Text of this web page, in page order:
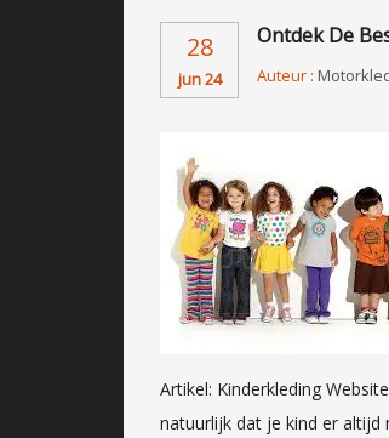
28
jun 24
Ontdek De
Auteur :
Artikel: Kinderkleding
natuurlijk dat je kind er altijd